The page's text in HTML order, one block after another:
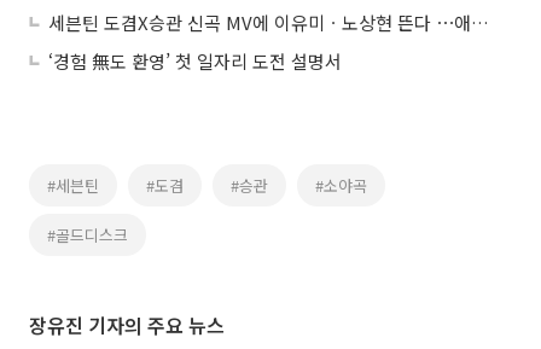
세븐틴 도겸X승관 신곡 MV에 이유미ㆍ노상현 뜬다 ⋯애틋한 눈빛
‘경험 無도 환영’ 첫 일자리 도전 설명서
#세븐틴 #도겸 #승관 #소야곡
#골드디스크
장유진 기자의 주요 뉴스